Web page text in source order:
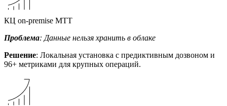
КЦ on-premise МТТ
Проблема: Данные нельзя хранить в облаке
Решение: Локальная установка с предиктивным дозвоном и
96+ метриками для крупных операций.